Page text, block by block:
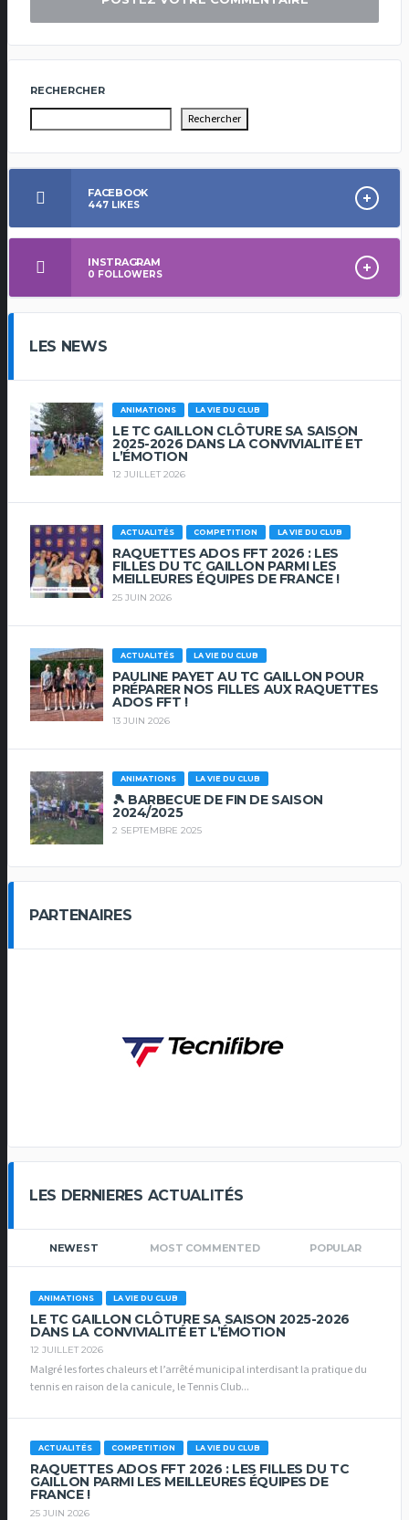
RECHERCHER
Rechercher
FACEBOOK
447 LIKES
INSTRAGRAM
0 FOLLOWERS
LES NEWS
ANIMATIONS LA VIE DU CLUB
LE TC GAILLON CLÔTURE SA SAISON
2025-2026 DANS LA CONVIVIALITÉ ET
L’ÉMOTION
12 JUILLET 2026
ACTUALITÉS COMPETITION LA VIE DU CLUB
RAQUETTES ADOS FFT 2026 : LES
FILLES DU TC GAILLON PARMI LES
MEILLEURES ÉQUIPES DE FRANCE !
25 JUIN 2026
ACTUALITÉS LA VIE DU CLUB
PAULINE PAYET AU TC GAILLON POUR
PRÉPARER NOS FILLES AUX RAQUETTES
ADOS FFT !
13 JUIN 2026
ANIMATIONS LA VIE DU CLUB
🎾 BARBECUE DE FIN DE SAISON
2024/2025
2 SEPTEMBRE 2025
PARTENAIRES
LES DERNIERES ACTUALITÉS
NEWEST MOST COMMENTED POPULAR
ANIMATIONS LA VIE DU CLUB
LE TC GAILLON CLÔTURE SA SAISON 2025-2026
DANS LA CONVIVIALITÉ ET L’ÉMOTION
12 JUILLET 2026
Malgré les fortes chaleurs et l’arrêté municipal interdisant la pratique du
tennis en raison de la canicule, le Tennis Club...
ACTUALITÉS COMPETITION LA VIE DU CLUB
RAQUETTES ADOS FFT 2026 : LES FILLES DU TC
GAILLON PARMI LES MEILLEURES ÉQUIPES DE
FRANCE !
25 JUIN 2026